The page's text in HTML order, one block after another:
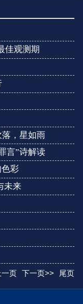
佳观测期
落，星如雨
言”诗解读
色彩
未来
页 下一页>> 尾页